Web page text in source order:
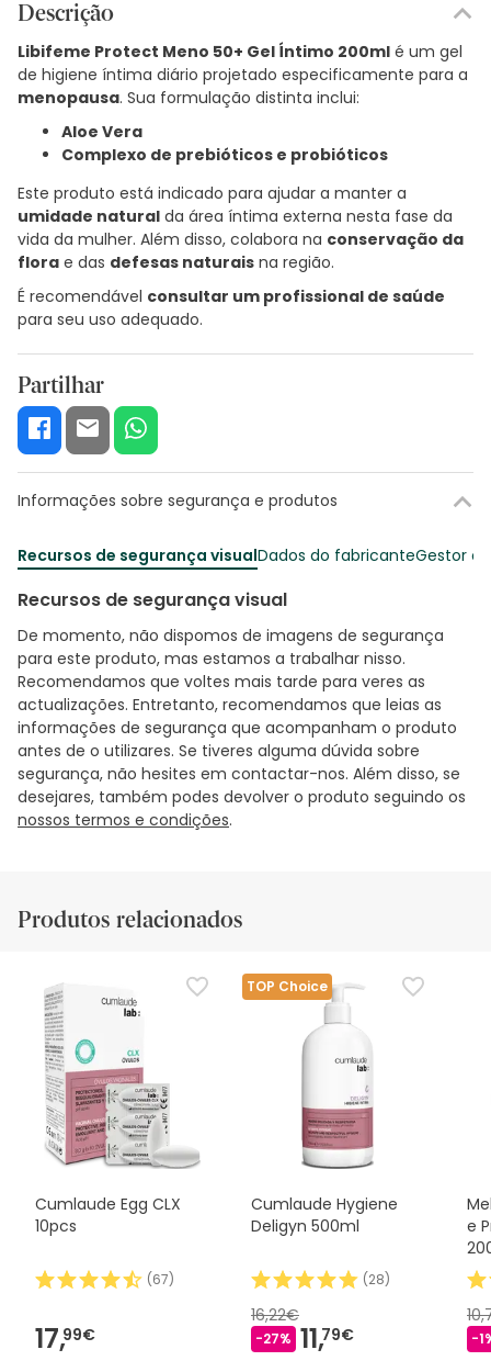
Descrição
Libifeme Protect Meno 50+ Gel Íntimo 200ml é um gel
de higiene íntima diário projetado especificamente para a
menopausa. Sua formulação distinta inclui:
Aloe Vera
Complexo de prebióticos e probióticos
Este produto está indicado para ajudar a manter a
umidade natural da área íntima externa nesta fase da
vida da mulher. Além disso, colabora na conservação da
flora e das defesas naturais na região.
É recomendável consultar um profissional de saúde
para seu uso adequado.
Partilhar
Informações sobre segurança e produtos
Recursos de segurança visualDados do fabricanteGestor
Recursos de segurança visual
De momento, não dispomos de imagens de segurança
para este produto, mas estamos a trabalhar nisso.
Recomendamos que voltes mais tarde para veres as
actualizações. Entretanto, recomendamos que leias as
informações de segurança que acompanham o produto
antes de o utilizares. Se tiveres alguma dúvida sobre
segurança, não hesites em contactar-nos. Além disso, se
desejares, também podes devolver o produto seguindo os
nossos termos e condições.
Produtos relacionados
Cumlaude Egg CLX
10pcs
(67)
17,99€
TOP Choice
Cumlaude Hygiene
Deligyn 500ml
(28)
16,22€
-27% 11,79€
e
-